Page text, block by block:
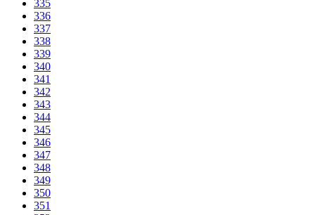
335
336
337
338
339
340
341
342
343
344
345
346
347
348
349
350
351